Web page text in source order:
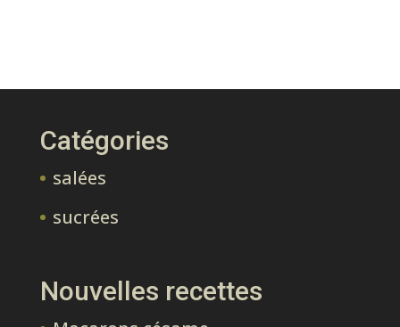
Catégories
salées
sucrées
Nouvelles recettes